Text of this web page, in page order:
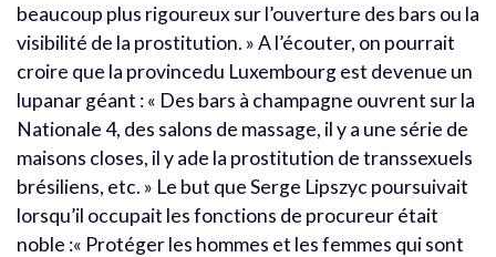
beaucoup plus rigoureux sur l’ouverture des bars ou la
visibilité de la prostitution. » A l’écouter, on pourrait
croire que la provincedu Luxembourg est devenue un
lupanar géant : « Des bars à champagne ouvrent sur la
Nationale 4, des salons de massage, il y a une série de
maisons closes, il y ade la prostitution de transsexuels
brésiliens, etc. » Le but que Serge Lipszyc poursuivait
lorsqu’il occupait les fonctions de procureur était
noble :« Protéger les hommes et les femmes qui sont